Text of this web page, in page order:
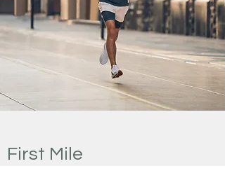
First Mile